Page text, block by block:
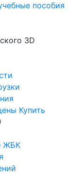
пособия
3D
Купить
ЖБК